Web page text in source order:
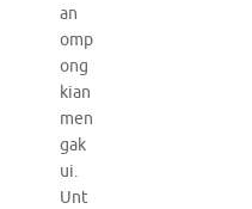
an
omp
ong
kian
men
gak
ui.
Unt